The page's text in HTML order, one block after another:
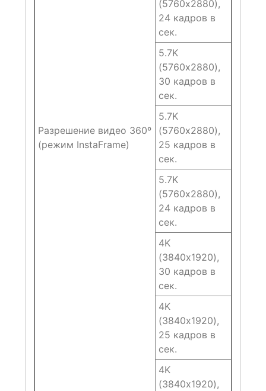
Разрешение видео 360º
(режим InstaFrame)
(5760х2880),
24 кадров в
сек.
5.7K
(5760х2880),
30 кадров в
сек.
5.7K
(5760х2880),
25 кадров в
сек.
5.7K
(5760х2880),
24 кадров в
сек.
4K
(3840х1920),
30 кадров в
сек.
4K
(3840х1920),
25 кадров в
сек.
4K
(3840х1920),